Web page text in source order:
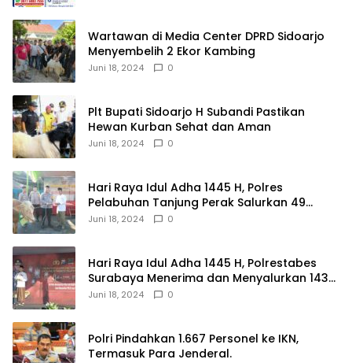
Wartawan di Media Center DPRD Sidoarjo
Menyembelih 2 Ekor Kambing
Juni 18, 2024 0
Plt Bupati Sidoarjo H Subandi Pastikan
Hewan Kurban Sehat dan Aman
Juni 18, 2024 0
Hari Raya Idul Adha 1445 H, Polres
Pelabuhan Tanjung Perak Salurkan 49
Hewan Korban.
Juni 18, 2024 0
Hari Raya Idul Adha 1445 H, Polrestabes
Surabaya Menerima dan Menyalurkan 143
Hewan Kurban
Juni 18, 2024 0
Polri Pindahkan 1.667 Personel ke IKN,
Termasuk Para Jenderal.